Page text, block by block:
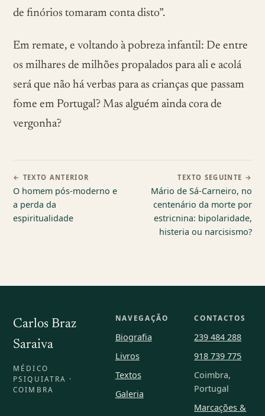
de finórios tomaram conta disto”.
Em remate, e voltando à pobreza infantil: De entre
os milhares de milhões propalados para ali e acolá
será que não há verbas para as crianças que passam
fome em Portugal? Mas alguém ainda cora de
vergonha?
← TEXTO ANTERIOR
O homem pós-moderno e
a perda da
espiritualidade
TEXTO SEGUINTE →
Mário de Sá-Carneiro, no
centenário da morte por
estricnina: bipolaridade,
histeria ou narcisismo?
Carlos Braz
Saraiva
MÉDICO
PSIQUIATRA ·
COIMBRA
NAVEGAÇÃO
Biografia
Livros
Textos
Galeria
CONTACTOS
239 484 288
918 739 775
Coimbra,
Portugal
Marcações &